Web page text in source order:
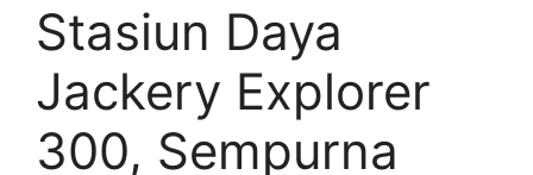
Stasiun Daya
Jackery Explorer
300, Sempurna